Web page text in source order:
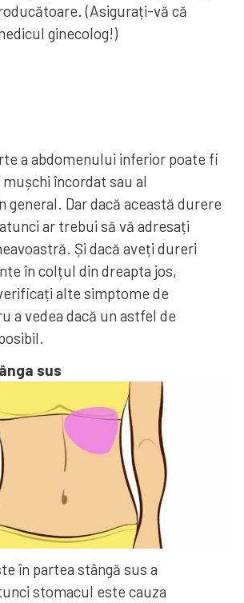
(Asigurați-vă că
ginecolog!)
a abdomenului inferior poate fi
încordat sau al
general. Dar dacă această durere
ar trebui să vă adresați
Și dacă aveți dureri
în colțul din dreapta jos,
alte simptome de
a vedea dacă un astfel de
sus
în partea stângă sus a
stomacul este cauza